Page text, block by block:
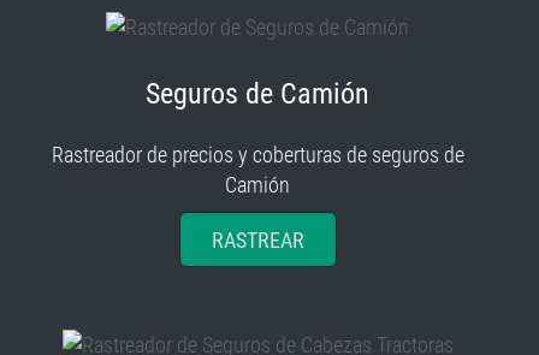
Seguros de Camión
Rastreador de precios y coberturas de seguros de
Camión
RASTREAR